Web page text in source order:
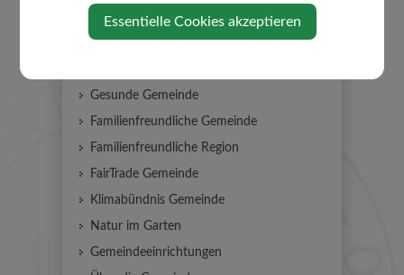
Mitarbeiter
Gemeinderat
Gesunde Gemeinde
Familienfreundliche Gemeinde
Familienfreundliche Region
FairTrade Gemeinde
Klimabündnis Gemeinde
Natur im Garten
Gemeindeeinrichtungen
Essentielle Cookies akzeptieren